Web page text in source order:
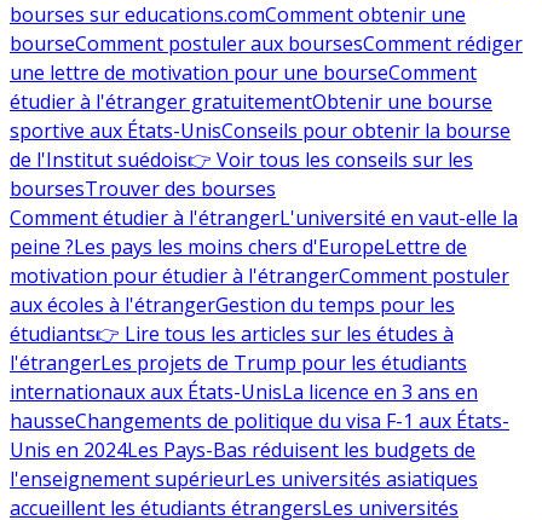
bourses sur educations.comComment obtenir une
bourseComment postuler aux boursesComment rédiger
une lettre de motivation pour une bourseComment
étudier à l'étranger gratuitementObtenir une bourse
sportive aux États-UnisConseils pour obtenir la bourse
de l'Institut suédois👉 Voir tous les conseils sur les
boursesTrouver des bourses
Comment étudier à l'étrangerL'université en vaut-elle la
peine ?Les pays les moins chers d'EuropeLettre de
motivation pour étudier à l'étrangerComment postuler
aux écoles à l'étrangerGestion du temps pour les
étudiants👉 Lire tous les articles sur les études à
l'étrangerLes projets de Trump pour les étudiants
internationaux aux États-UnisLa licence en 3 ans en
hausseChangements de politique du visa F-1 aux États-
Unis en 2024Les Pays-Bas réduisent les budgets de
l'enseignement supérieurLes universités asiatiques
accueillent les étudiants étrangersLes universités